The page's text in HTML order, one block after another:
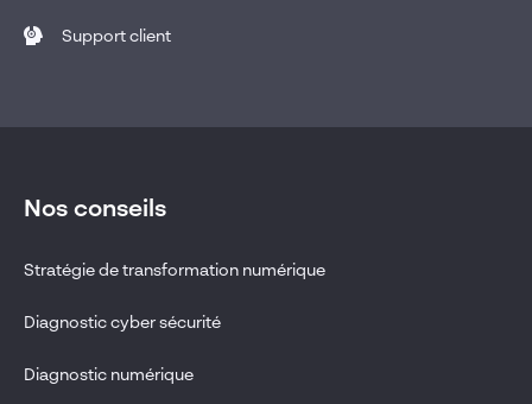
Support client
Nos conseils
Stratégie de transformation numérique
Diagnostic cyber sécurité
Diagnostic numérique